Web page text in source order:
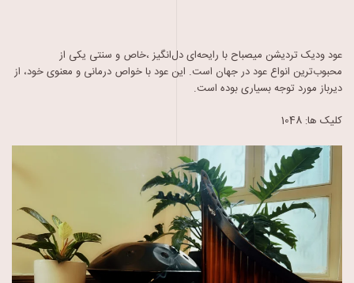
عود ودیک تردیشن میصباح با رایحه‌ای دل‌انگیز ،خاص و سنتی یکی از
محبوب‌ترین انواع عود در جهان است. این عود با خواص درمانی و معنوی خود، از
دیرباز مورد توجه بسیاری بوده است.
کلیک ها: 1048